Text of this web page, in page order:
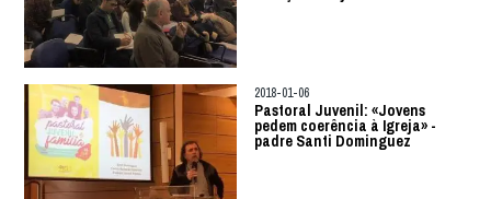
2018-01-06
Pastoral Juvenil: «Jovens
pedem coerência à Igreja» -
padre Santi Dominguez